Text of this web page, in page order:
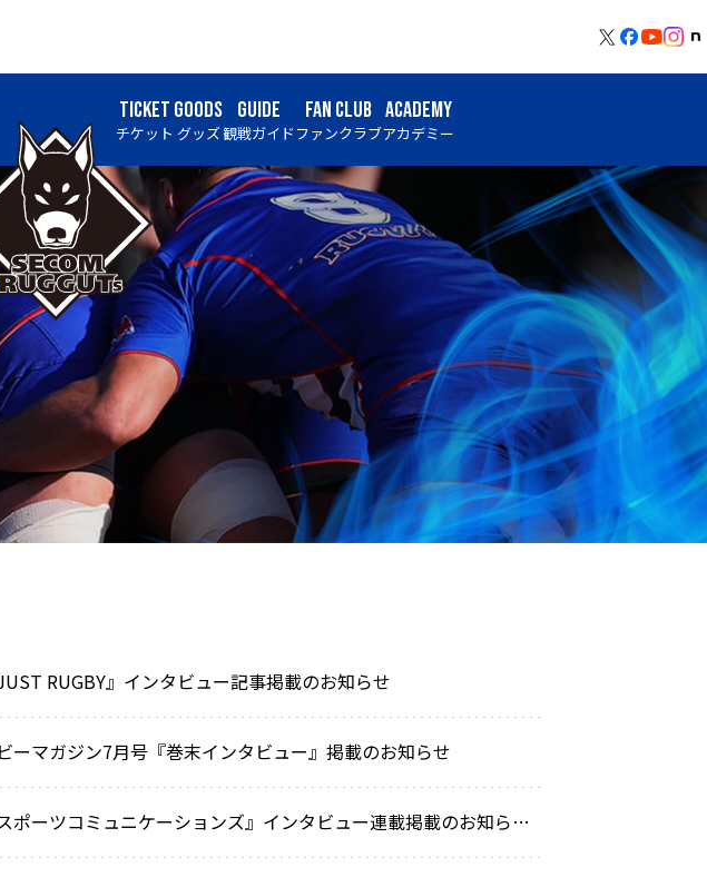
TICKET
チケット
GOODS
グッズ
GUIDE
観戦ガイド
FAN CLUB
ファンクラブ
ACADEMY
アカデミー
RUGBY』インタビュー記事掲載のお知らせ
ーマガジン7月号『巻末インタビュー』掲載のお知らせ
5月25日（月）武智成翔選手、『スポーツコミュニケーションズ』インタビュー連載掲載のお知らせ（全4回）